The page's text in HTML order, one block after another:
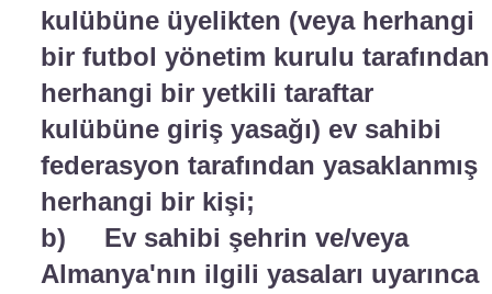
kulübüne üyelikten (veya herhangi
bir futbol yönetim kurulu tarafından
herhangi bir yetkili taraftar
kulübüne giriş yasağı) ev sahibi
federasyon tarafından yasaklanmış
herhangi bir kişi;
b) Ev sahibi şehrin ve/veya
Almanya'nın ilgili yasaları uyarınca